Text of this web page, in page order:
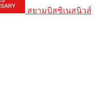
สยามบิสซิเนสนิวส์